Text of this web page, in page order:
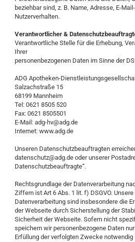
beziehbar sind, z. B. Name, Adresse, E-
Nutzerverhalten.
Verantwortlicher &
Verantwortliche Stelle für die Erhebung,
Ihrer
personenbezogenen Daten im Sinne der
ADG Apotheken-
Salzachstraße 15
68199 Mannheim
Tel: 0621 8505 520
Fax: 0621 8505501
E-Mail: adg-hv@adg.de
Internet: www.adg.de
Unseren Datenschutzbeauftragten
datenschutz@adg.de oder unserer
Datenschutzbeauftragte“.
Rechtsgrundlage der Datenverarbeitung
Ziffern ist Art 6 Abs. 1 lit. f) DSGVO.
Datenverarbeitung sind insbesondere die
der Webseite durch Sicherstellung der
Sicherheit der Webseite. Sofern nicht
speichern wir personenbezogene Daten
Erfüllung der verfolgten Zwecke notwendig